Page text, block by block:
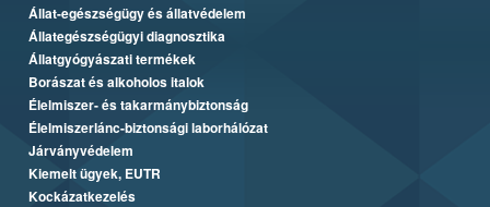
Állat-egészségügy és állatvédelem
Állategészségügyi diagnosztika
Állatgyógyászati termékek
Borászat és alkoholos italok
Élelmiszer- és takarmánybiztonság
Élelmiszerlánc-biztonsági laborhálózat
Járványvédelem
Kiemelt ügyek, EUTR
Kockázatkezelés